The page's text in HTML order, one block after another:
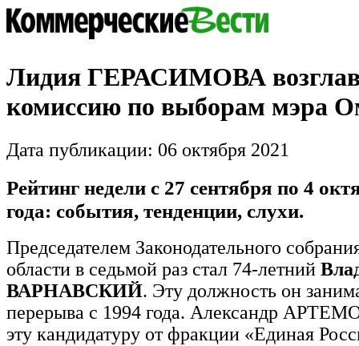
Лидия ГЕРАСИМОВА
комиссию по выборам мэра
Дата публикации: 06 октября 2021
Рейтинг недели с 27 сентября по 4
года: события, тенденции, слухи.
Председателем Законодательного
области в седьмой раз стал 74-летний
ВАРНАВСКИЙ. Эту должность он
перерыва с 1994 года. Александр
эту кандидатуру от фракции «Единая